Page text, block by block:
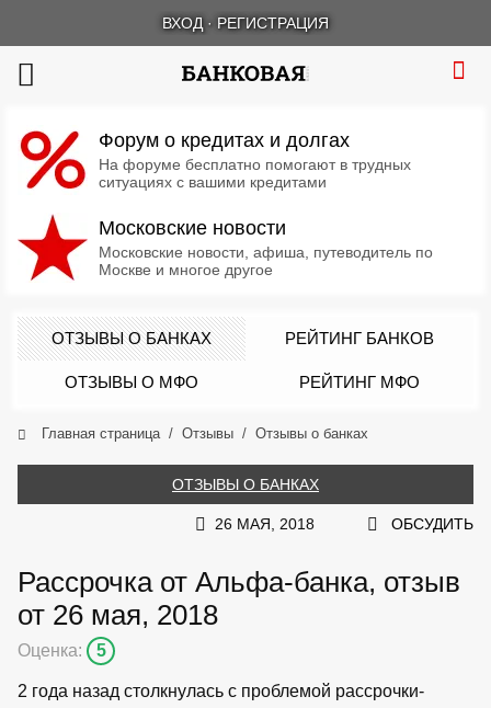
ВХОД · РЕГИСТРАЦИЯ
Форум о кредитах и долгах
На форуме бесплатно помогают в трудных
ситуациях с вашими кредитами
Московские новости
Московские новости, афиша, путеводитель по
Москве и многое другое
ОТЗЫВЫ О БАНКАХ РЕЙТИНГ БАНКОВ
ОТЗЫВЫ О МФО РЕЙТИНГ МФО
Главная страница Отзывы Отзывы о банках
ОТЗЫВЫ О БАНКАХ
26 МАЯ, 2018 ОБСУДИТЬ
Рассрочка от Альфа-банка, отзыв
от 26 мая, 2018
Оценка: 5
2 года назад столкнулась с проблемой рассрочки-